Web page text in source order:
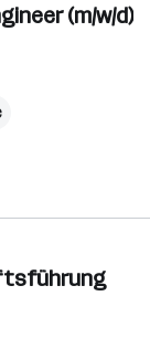
(m/w/d)